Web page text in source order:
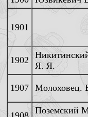
1901
1902
Я. Я.
1907 Молоховец.
Поземский